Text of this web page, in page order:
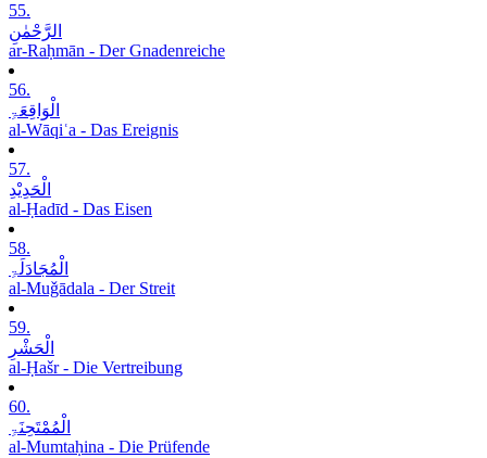
55.
الرَّحْمٰنِ
ar-Raḥmān - Der Gnadenreiche
56.
الْوَاقِعَۃِ
al-Wāqiʿa - Das Ereignis
57.
الْحَدِیْدِ
al-Ḥadīd - Das Eisen
58.
الْمُجَادَلَۃِ
al-Muǧādala - Der Streit
59.
الْحَشْرِ
al-Ḥašr - Die Vertreibung
60.
الْمُمْتَحِنَۃِ
al-Mumtaḥina - Die Prüfende